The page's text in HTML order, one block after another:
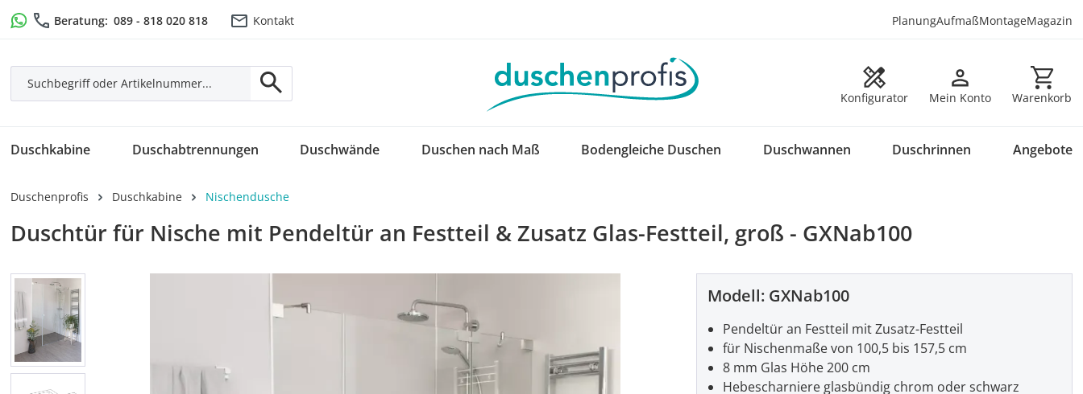
Hauptinhalt springen
Zur Suche springen
Zur Hauptnavigation springen
Beratung: 089 - 818 020 818 Kontakt PlanungAufmaßMontageMagazin
Konfigurator Mein Konto Warenkorb
Warenkorb
Duschkabine Duschabtrennungen Duschwände Duschen nach Maß Bodengleiche Duschen Duschwannen Duschrinnen Angebote
Duschenprofis Duschkabine Nischendusche
Duschtür für Nische mit Pendeltür an Festteil & Zusatz Glas-Festteil, groß - GXNab100
Bildergalerie überspringen
Modell: GXNab100
Pendeltür an Festteil mit Zusatz-Festteil
für Nischenmaße von 100,5 bis 157,5 cm
8 mm Glas Höhe 200 cm
Hebescharniere glasbündig chrom oder schwarz